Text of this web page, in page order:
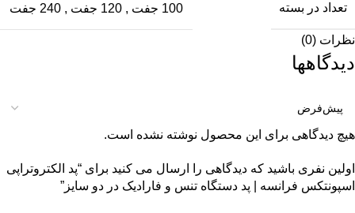
تعداد در بسته 100 جفت , 120 جفت , 240 جفت
نظرات (0)
دیدگاهها
هیچ دیدگاهی برای این محصول نوشته نشده است.
اولین نفری باشید که دیدگاهی را ارسال می کنید برای “پد الکتروتراپی
اسپونتکس فرانسه | پد دستگاه تنس و فارادیک در دو سایز”